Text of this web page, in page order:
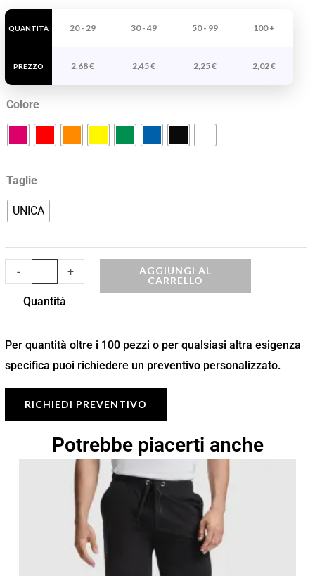
QUANTITÀ
PREZZO
20 - 29 30 - 49 50 - 99 100 +
2,68€ 2,45€ 2,25€ 2,02€
Colore
Taglie
UNICA
-
Calao
quantità
+
AGGIUNGI AL
CARRELLO
Quantità
Per quantità oltre i 100 pezzi o per qualsiasi altra esigenza
specifica puoi richiedere un preventivo personalizzato.
RICHIEDI PREVENTIVO
Potrebbe piacerti anche
di
prezzo:
da
10,15 €
14,50 €